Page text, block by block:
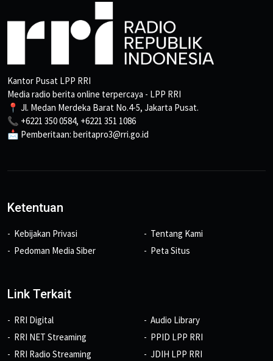
Kantor Pusat LPP RRI
Media radio berita online terpercaya - LPP RRI
📍 Jl. Medan Merdeka Barat No.4-5, Jakarta Pusat.
📞 +6221 350 0584, +6221 351 1086
📩 Pemberitaan: beritapro3@rri.go.id
Ketentuan
Kebijakan Privasi
Pedoman Media Siber
Tentang Kami
Peta Situs
Link Terkait
RRI Digital
RRI NET Streaming
RRI Radio Streaming
Audio Library
PPID LPP RRI
JDIH LPP RRI